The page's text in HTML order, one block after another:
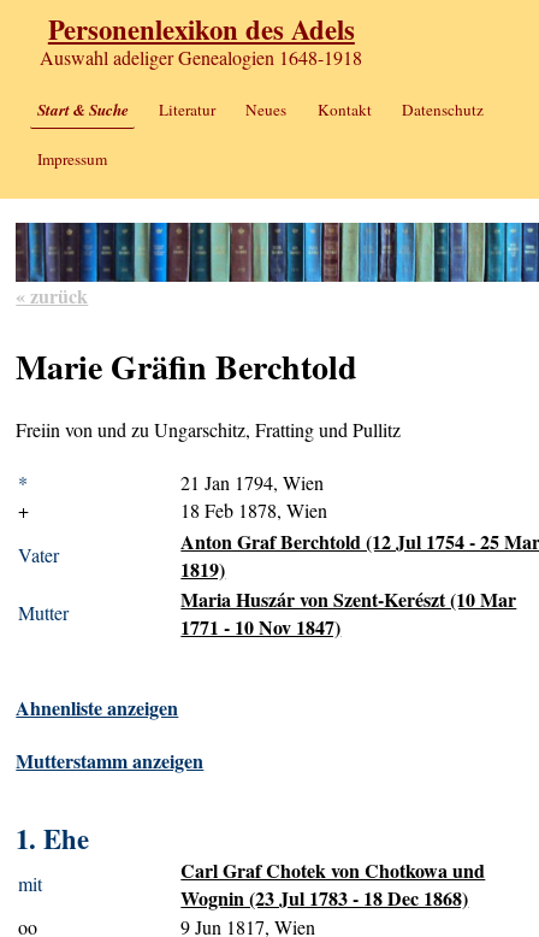
Personenlexikon des Adels
Auswahl adeliger Genealogien 1648-1918
Start & Suche Literatur Neues Kontakt Datenschutz
Impressum
« zurück
Marie Gräfin Berchtold
Freiin von und zu Ungarschitz, Fratting und Pullitz
*
21 Jan 1794, Wien
+
18 Feb 1878, Wien
Vater
Anton Graf Berchtold (12 Jul 1754 - 25
1819)
Mutter
Maria Huszár von Szent-Kerészt (10 Mar
1771 - 10 Nov 1847)
Ahnenliste anzeigen
Mutterstamm anzeigen
1. Ehe
mit
Carl Graf Chotek von Chotkowa und
Wognin (23 Jul 1783 - 18 Dec 1868)
oo 9 Jun 1817, Wien